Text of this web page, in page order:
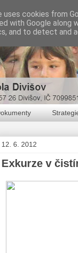
12. 6. 2012
Exkurze v
uses cookies from
with Google along
and to detect and